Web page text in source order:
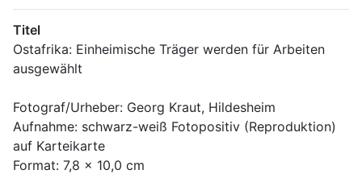
Titel
Ostafrika: Einheimische Träger werden für Arbeiten
ausgewählt
Fotograf/Urheber: Georg Kraut, Hildesheim
Aufnahme: schwarz-weiß Fotopositiv (Reproduktion)
auf Karteikarte
Format: 7,8 x 10,0 cm